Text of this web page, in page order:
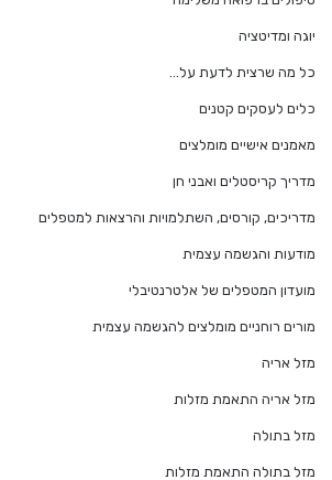
יוגה ומדיטציה
כל מה שרצית לדעת על…
כלים לעסקים קטנים
מאמנים אישיים מומלצים
מדריך קריסטלים ואבני חן
מדריכים, קורסים, השתלמויות והרצאות למטפלים
מודעות והגשמה עצמית
מועדון המטפלים של אלטרנטיבלי
מורים רוחניים מומלצים להגשמה עצמית
מזל אריה
מזל אריה התאמת מזלות
מזל בתולה
מזל בתולה התאמת מזלות